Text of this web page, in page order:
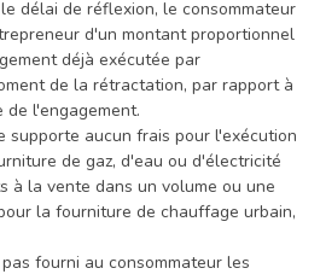
délai de réflexion, le consommateur
d'un montant proportionnel
déjà exécutée par
de la rétractation, par rapport à
l'engagement.
supporte aucun frais pour l'exécution
de gaz, d'eau ou d'électricité
à la vente dans un volume ou une
la fourniture de chauffage urbain,
fourni au consommateur les